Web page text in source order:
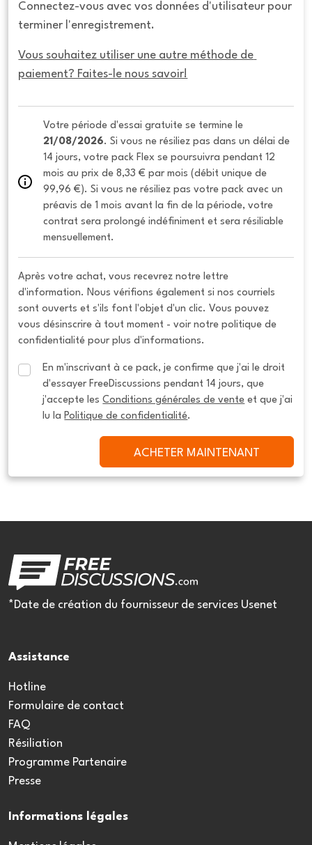
Connectez-vous avec vos données d'utilisateur pour
terminer l'enregistrement.
Vous souhaitez utiliser une autre méthode de
paiement? Faites-le nous savoir!
21/08/2026. Si vous ne résiliez pas dans un délai de
14 jours, votre pack Flex se poursuivra pendant 12
mois au prix de 8,33 € par mois (débit unique de
99,96 €). Si vous ne résiliez pas votre pack avec un
préavis de 1 mois avant la fin de la période, votre
contrat sera prolongé indéfiniment et sera résiliable
mensuellement.
Après votre achat, vous recevrez notre lettre
d'information. Nous vérifions également si nos courriels
sont ouverts et s'ils font l'objet d'un clic. Vous pouvez
vous désinscrire à tout moment - voir notre politique de
confidentialité pour plus d'informations.
En m'inscrivant à ce pack, je confirme que j'ai le droit
d'essayer FreeDiscussions pendant 14 jours, que
j'accepte les Conditions générales de vente et que j'ai
lu la Politique de confidentialité.
ACHETER MAINTENANT
*Date de création du fournisseur de services Usenet
Assistance
Hotline
Formulaire de contact
FAQ
Résiliation
Programme Partenaire
Presse
Informations légales